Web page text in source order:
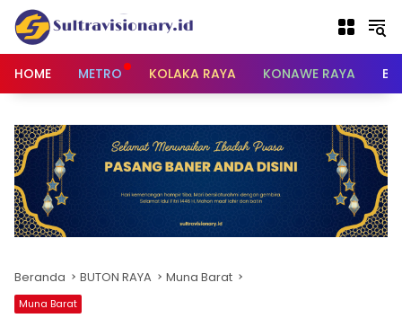
Langsung
konten
HOME
METRO KOLAKA RAYA KONAWE RAYA
Beranda BUTON RAYA Muna Barat
Muna Barat